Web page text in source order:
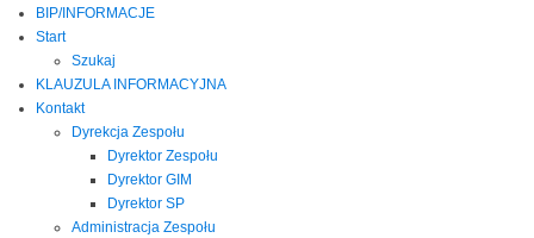
BIP/INFORMACJE
Start
Szukaj
KLAUZULA INFORMACYJNA
Kontakt
Dyrekcja Zespołu
Dyrektor Zespołu
Dyrektor GIM
Dyrektor SP
Administracja Zespołu